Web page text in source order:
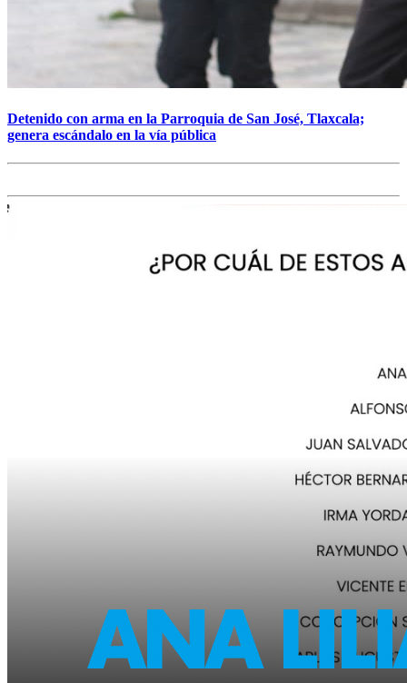
Detenido con arma en la Parroquia de San José, Tlaxcala;
genera escándalo en la vía pública